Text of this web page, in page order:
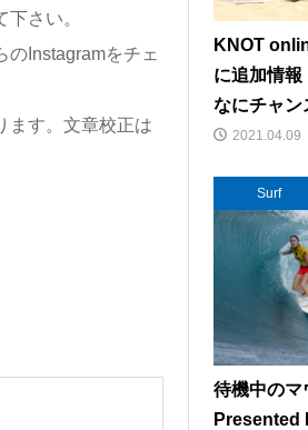
さい。
のInstagramをチェ
ます。文章校正は
KNOT
に追加情報
なにチャン
2021.04.09
Surf
待機中のマ
Presented